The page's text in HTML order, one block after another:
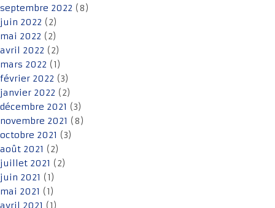
septembre 2022 (8)
juin 2022 (2)
mai 2022 (2)
avril 2022 (2)
mars 2022 (1)
février 2022 (3)
janvier 2022 (2)
décembre 2021 (3)
novembre 2021 (8)
octobre 2021 (3)
août 2021 (2)
juillet 2021 (2)
juin 2021 (1)
mai 2021 (1)
avril 2021 (1)